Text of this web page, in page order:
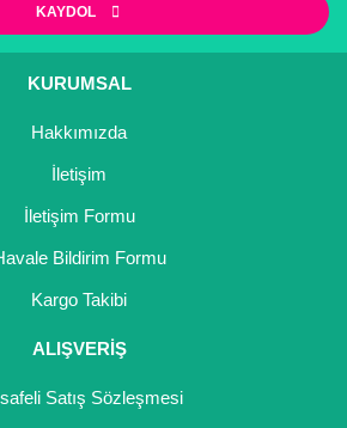
eksik bilgiler bulunuyor.
alternatifler olmalı.
Gönder
KAYDOL
KURUMSAL
Hakkımızda
İletişim
İletişim Formu
Bildirim Formu
Kargo Takibi
ALIŞVERİŞ
Satış Sözleşmesi